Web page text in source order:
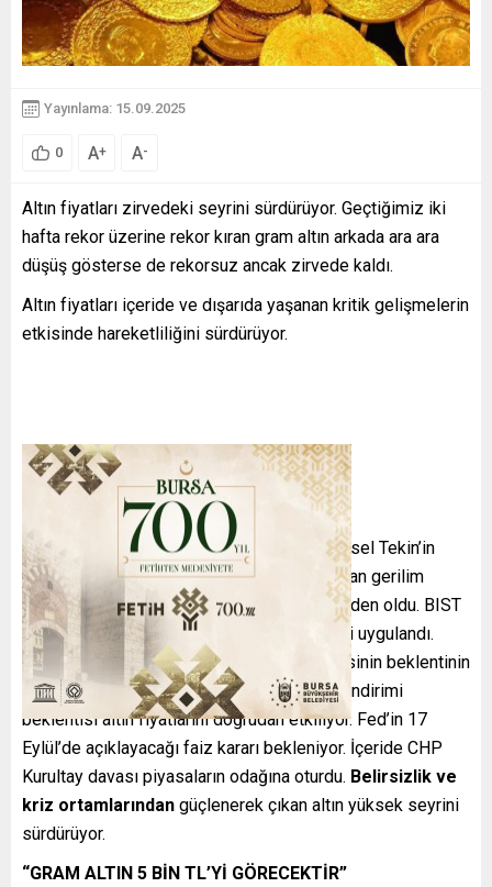
Yayınlama: 15.09.2025
0 A+ A-
Altın fiyatları zirvedeki seyrini sürdürüyor. Geçtiğimiz iki
hafta rekor üzerine rekor kıran gram altın arkada ara ara
düşüş gösterse de rekorsuz ancak zirvede kaldı.
Altın fiyatları içeride ve dışarıda yaşanan kritik gelişmelerin
etkisinde hareketliliğini sürdürüyor.
İçeride, CHP’nin İstanbul İl Başkanlığına Gürsel Tekin’in
kayyum olarak atanmasının ardından başlayan gerilim
Borsa İstanbul’da da agresif hareketlere neden oldu. BIST
100’de değer kaybı yaşanırken devre kesici uygulandı.
Dışarıda ise bir yandan ABD enflasyon verisinin beklentinin
üzerinde gelmesi diğer yandan Fed’in faiz indirimi
beklentisi altın fiyatlarını doğrudan etkiliyor. Fed’in 17
Eylül’de açıklayacağı faiz kararı bekleniyor. İçeride CHP
Kurultay davası piyasaların odağına oturdu. Belirsizlik ve
kriz ortamlarından güçlenerek çıkan altın yüksek seyrini
sürdürüyor.
“GRAM ALTIN 5 BİN TL’Yİ GÖRECEKTİR”